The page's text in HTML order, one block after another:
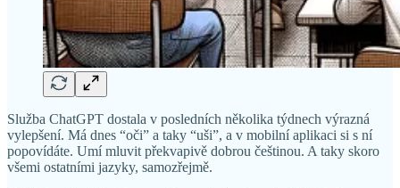
Služba ChatGPT dostala v posledních několika týdnech výrazná
vylepšení. Má dnes “oči” a taky “uši”, a v mobilní aplikaci si s ní
popovídáte. Umí mluvit překvapivě dobrou češtinou. A taky skoro
všemi ostatními jazyky, samozřejmě.